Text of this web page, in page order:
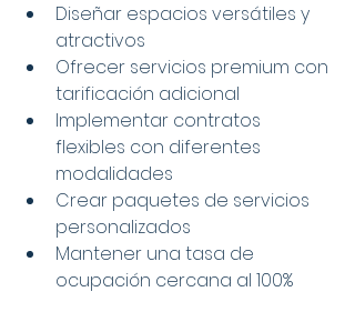
Diseñar espacios versátiles y
atractivos
Ofrecer servicios premium con
tarificación adicional
Implementar contratos
flexibles con diferentes
modalidades
Crear paquetes de servicios
personalizados
Mantener una tasa de
ocupación cercana al 100%